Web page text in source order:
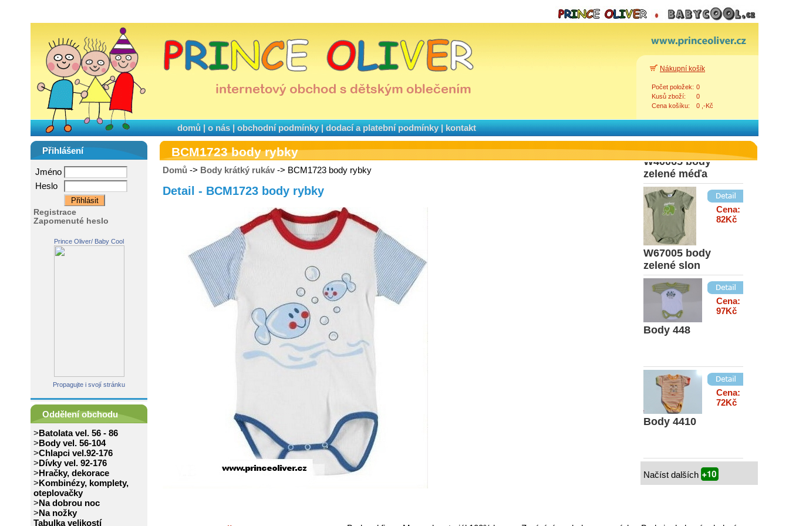
domů|o nás|obchodní podmínky|dodací a platební podmínky|kontakt
Nákupní košík
Počet položek: 0
Kusů zboží:
0
Cena košíku:
0 ,-Kč
Přihlášení
Jméno
Heslo
Registrace
Zapomenuté heslo
Prince Oliver/ Baby Cool
Propagujte i svojí stránku
Oddělení obchodu
>Batolata vel. 56 - 86
>Body vel. 56-104
>Chlapci vel.92-176
>Dívky vel. 92-176
>Hračky, dekorace
>Kombinézy, komplety,
oteplovačky
>Na dobrou noc
>Na nožky
Tabulka velikostí
BCM1723 body rybky
Domů -> Body krátký rukáv -> BCM1723 body rybky
Detail - BCM1723 body rybky
Body 464
Cena:
97Kč
W40065 body
zelené méďa
Cena:
85Kč
W67005 body
zelené slon
Cena:
82Kč
Body 448
Cena:
97Kč
Body 4410
Cena:
72Kč
Načíst dalších